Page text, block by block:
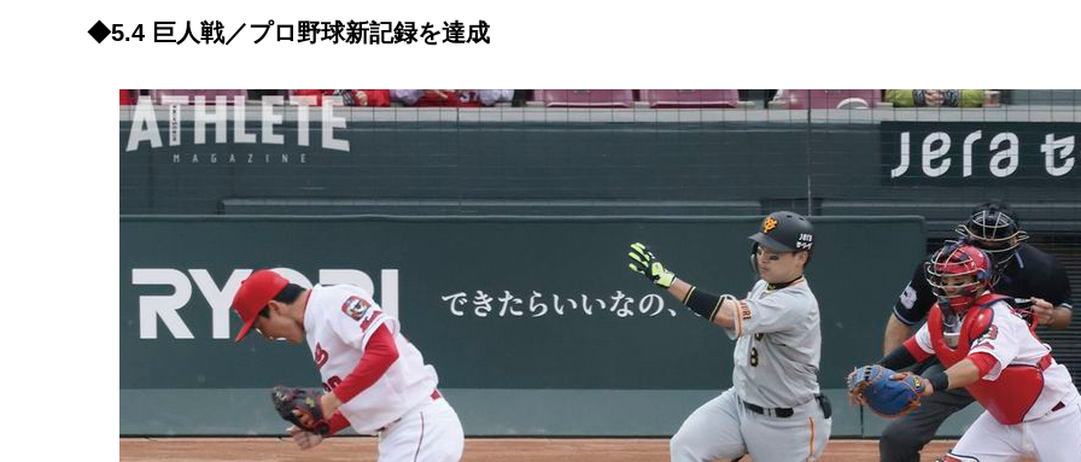
◆5.4 巨人戦／プロ野球新記録を達成